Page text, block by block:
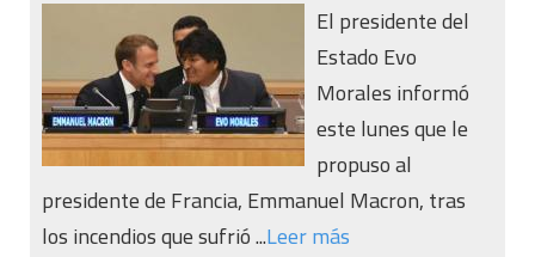
El presidente del
Estado Evo
Morales informó
este lunes que le
propuso al
presidente de Francia, Emmanuel Macron, tras
los incendios que sufrió ...Leer más